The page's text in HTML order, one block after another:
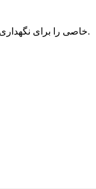
مناطق Azure خاصی را برای نگهداری داده‌های هوش مصنوعی در حوزه‌های قضایی جغرافیایی انتخاب کنید. مهم برای مشتریان اتحادیه اروپا، بهداشت و درمان، خدمات مالی و دولتی.